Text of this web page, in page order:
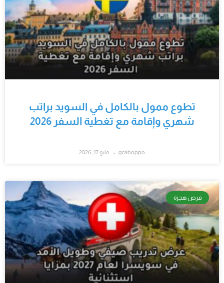
تطوع ممول بالكامل في السويد براتب
شهري وإقامة مع تغطية السفر 2026
graboppo مايو 17, 2026
فرص هجرة